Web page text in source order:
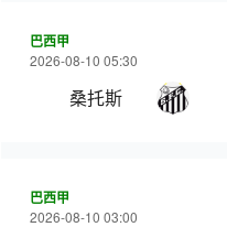
巴西甲
2026-08-10 05:30
桑托斯
巴西甲
2026-08-10 03:00